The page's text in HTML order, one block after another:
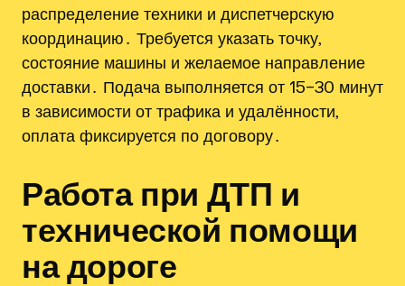
распределение техники и диспетчерскую
координацию․ Требуется указать точку,
состояние машины и желаемое направление
доставки․ Подача выполняется от 15–30 минут
в зависимости от трафика и удалённости,
оплата фиксируется по договору․
Работа при ДТП и
технической помощи
на дороге